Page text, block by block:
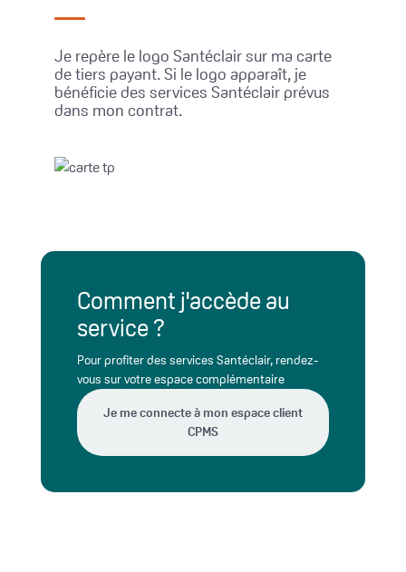
Je repère le logo Santéclair sur ma carte
de tiers payant. Si le logo apparaît, je
bénéficie des services Santéclair prévus
dans mon contrat.
Comment j'accède au
service ?
Pour profiter des services Santéclair, rendez-
vous sur votre espace complémentaire
Je me connecte à mon espace client
CPMS